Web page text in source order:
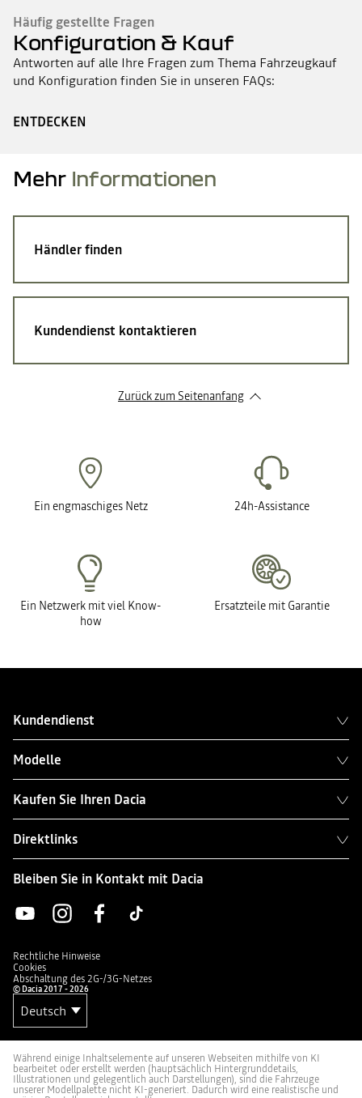
Häufig gestellte Fragen
Konfiguration & Kauf
Antworten auf alle Ihre Fragen zum Thema Fahrzeugkauf
und Konfiguration finden Sie in unseren FAQs:
ENTDECKEN
Mehr Informationen
Händler finden
Kundendienst kontaktieren
Zurück zum Seitenanfang
Ein engmaschiges Netz 24h-Assistance
Ein Netzwerk mit viel Know-
how
Ersatzteile mit Garantie
Kundendienst
Modelle
Kaufen Sie Ihren Dacia
Direktlinks
Bleiben Sie in Kontakt mit Dacia
Rechtliche Hinweise
Cookies
Abschaltung des 2G-/3G-Netzes
© Dacia 2017 - 2026
Während einige Inhaltselemente auf unseren Webseiten mithilfe von KI
bearbeitet oder erstellt werden (hauptsächlich Hintergrunddetails,
Illustrationen und gelegentlich auch Darstellungen), sind die Fahrzeuge
unserer Modellpalette nicht KI-generiert. Dadurch wird eine realistische und